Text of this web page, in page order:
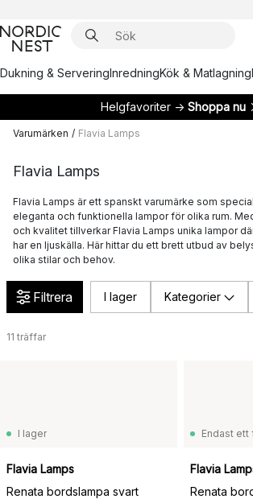
Dukning & ServeringInredningKök & Matlagning
Helgfavoriter → Shoppa nu
Varumärken / Flavia Lamps
Flavia Lamps
Flavia Lamps är ett spanskt varumärke som
eleganta och funktionella lampor för olika rum.
och kvalitet tillverkar Flavia Lamps unika lampor
har en ljuskälla. Här hittar du ett brett utbud av
olika stilar och behov.
Filtrera I lager Kategorier
11 träffar
I lager
Flavia Lamps
Renata bordslampa svart
Endast ett
Flavia
Renata